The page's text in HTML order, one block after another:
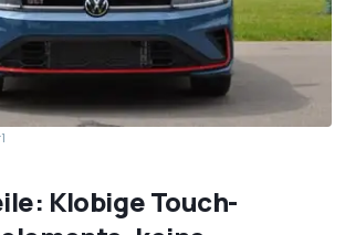
Klobige Touch-